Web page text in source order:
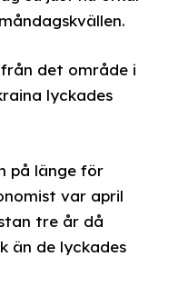
det område i
lyckades
på länge för
var april
tre år då
än de lyckades